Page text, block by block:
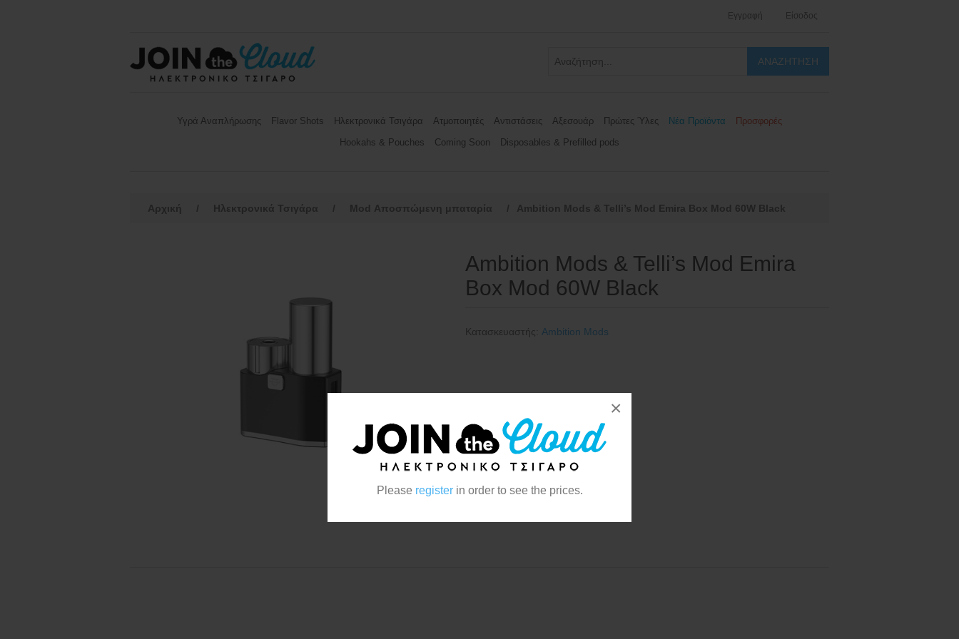
Please registerin order to see the prices.
×
Εγγραφή Είσοδος
Υγρά Αναπλήρωσης Flavor Shots Ηλεκτρονικά Τσιγάρα Ατμοποιητές Αντιστάσεις Αξεσουάρ Πρώτες Ύλες Νέα Προϊόντα
Προσφορές
Hookahs & Pouches
Coming Soon Disposables & Prefilled pods
Αρχική / Ηλεκτρονικά Τσιγάρα / Mod Αποσπώμενη μπαταρία / Ambition Mods & Telli’s Mod Emira Box Mod 60W Black
Ambition Mods & Telli’s Mod Emira
Box Mod 60W Black
Κατασκευαστής: Ambition Mods